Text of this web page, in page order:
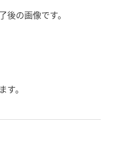
の画像です。
。